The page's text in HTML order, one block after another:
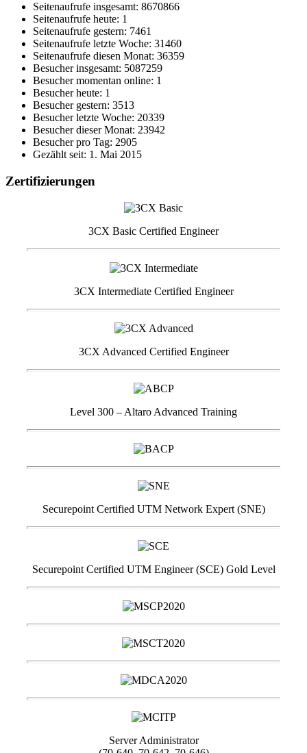
Seitenaufrufe insgesamt: 8670866
Seitenaufrufe heute: 1
Seitenaufrufe gestern: 7461
Seitenaufrufe letzte Woche: 31460
Seitenaufrufe diesen Monat: 36359
Besucher insgesamt: 5087259
Besucher momentan online: 1
Besucher heute: 1
Besucher gestern: 3513
Besucher letzte Woche: 20339
Besucher dieser Monat: 23942
Besucher pro Tag: 2905
Gezählt seit: 1. Mai 2015
Zertifizierungen
3CX Basic Certified Engineer
3CX Intermediate Certified Engineer
3CX Advanced Certified Engineer
Level 300 – Altaro Advanced Training
Securepoint Certified UTM Network Expert (SNE)
Securepoint Certified UTM Engineer (SCE) Gold Level
Server Administrator